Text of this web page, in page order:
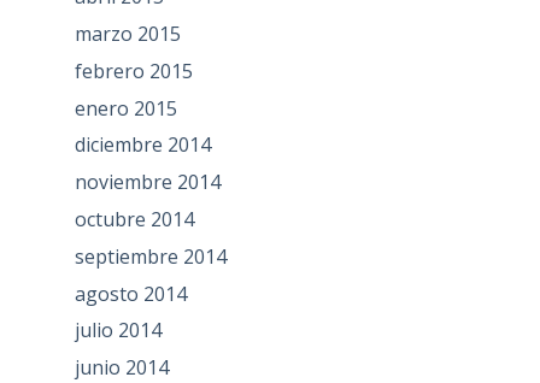
marzo 2015
febrero 2015
enero 2015
diciembre 2014
noviembre 2014
octubre 2014
septiembre 2014
agosto 2014
julio 2014
junio 2014